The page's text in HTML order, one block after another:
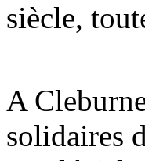
siècle,
A
solidaires